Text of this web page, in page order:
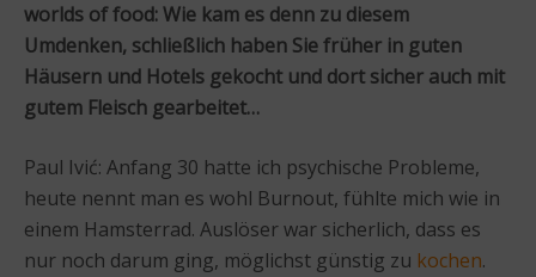
worlds of food: Wie kam es denn zu diesem
Umdenken, schließlich haben Sie früher in guten
Häusern und Hotels gekocht und dort sicher auch mit
gutem Fleisch gearbeitet…
Paul Ivić: Anfang 30 hatte ich psychische Probleme,
heute nennt man es wohl Burnout, fühlte mich wie in
einem Hamsterrad. Auslöser war sicherlich, dass es
nur noch darum ging, möglichst günstig zu kochen.